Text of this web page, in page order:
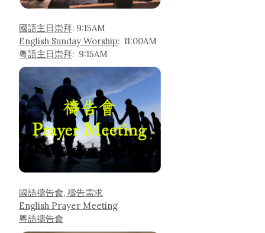
國語主日崇拜: 9:15AM
English Sunday Worship: 11:00AM
粵語主日崇拜: 9:15AM
國語禱告會, 禱告需求
English Prayer Meeting
粵語禱告會